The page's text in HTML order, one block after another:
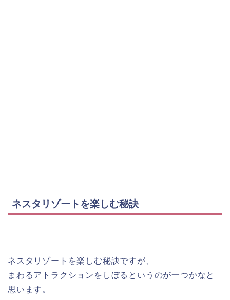
ネスタリゾートを楽しむ秘訣
ネスタリゾートを楽しむ秘訣ですが、
まわるアトラクションをしぼるというのが一つかなと
思います。